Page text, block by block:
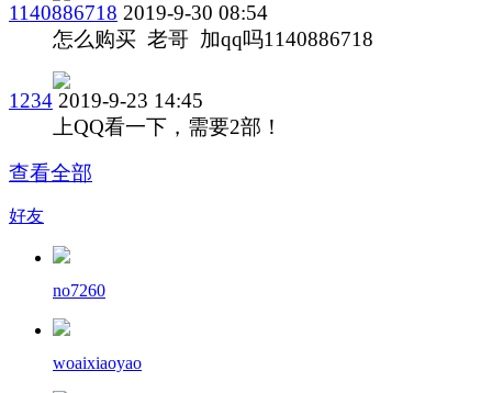
1140886718 2019-9-30 08:54
怎么购买 老哥 加qq吗1140886718
1234 2019-9-23 14:45
上QQ看一下，需要2部！
查看全部
好友
no7260
woaixiaoyao